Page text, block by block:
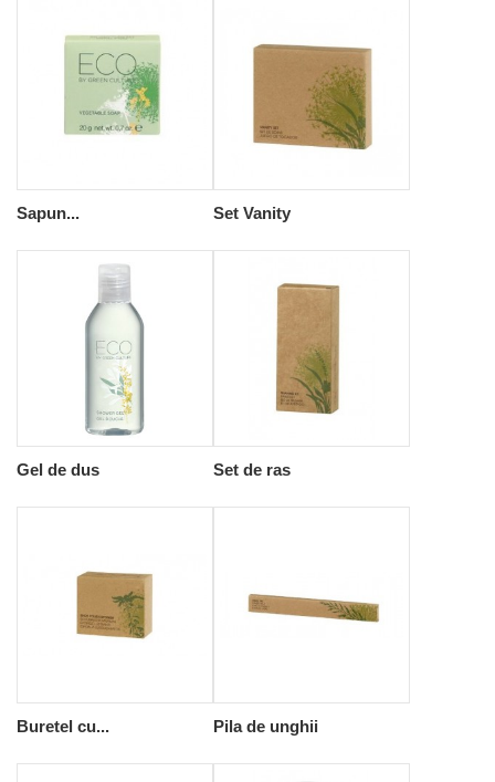
Sapun... Set Vanity
Gel de dus Set de ras
Buretel cu... Pila de unghii